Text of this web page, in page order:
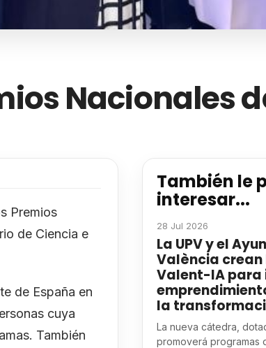
Nacionales
Premios
de Ciencia e
de España en
cuya
También
También le
interesar...
28 Jul 2026
La UPV y el
València
Valent-IA para
la
La nueva cátedra,
promoverá programas